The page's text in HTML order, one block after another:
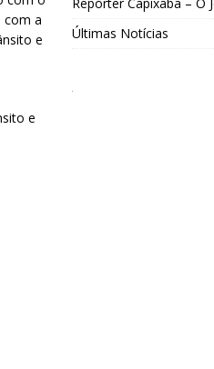
com a
e
e
Últimas Notícias